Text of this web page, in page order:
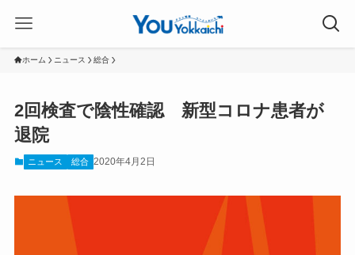
ホーム ニュース 総合
2回検査で陰性確認 新型コロナ患者が
退院
ニュース 総合 2020年4月2日